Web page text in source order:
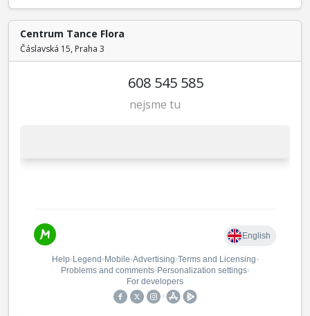
Centrum Tance Flora
Čáslavská 15, Praha 3
608 545 585
nejsme tu